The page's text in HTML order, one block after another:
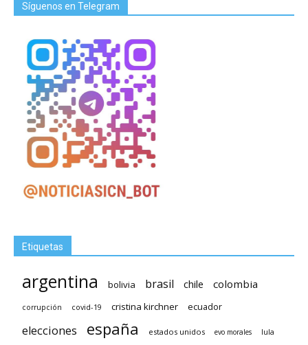
Síguenos en Telegram
Etiquetas
argentina bolivia brasil chile colombia
corrupción covid-19 cristina kirchner ecuador
elecciones españa estados unidos evo morales lula